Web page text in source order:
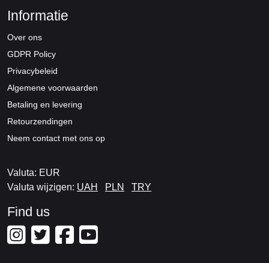
Informatie
Over ons
GDPR Policy
Privacybeleid
Algemene voorwaarden
Betaling en levering
Retourzendingen
Neem contact met ons op
Valuta: EUR
Valuta wijzigen: UAH PLN TRY
Find us